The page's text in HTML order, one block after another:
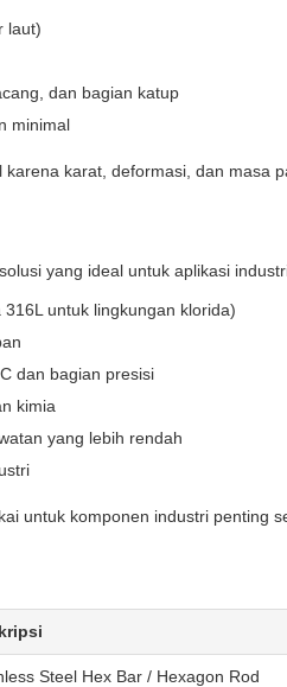
laut)
dan bagian katup
minimal
karat, deformasi, dan
yang ideal untuk aplikasi
untuk lingkungan klorida)
dan bagian presisi
kimia
yang lebih rendah
untuk komponen industri penting
Steel Hex Bar / Hexagon Rod